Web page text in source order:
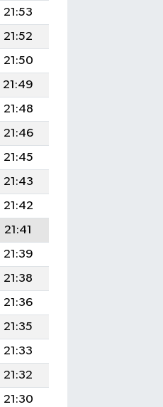
21:53
21:52
21:50
21:49
21:48
21:46
21:45
21:43
21:42
21:41
21:39
21:38
21:36
21:35
21:33
21:32
21:30